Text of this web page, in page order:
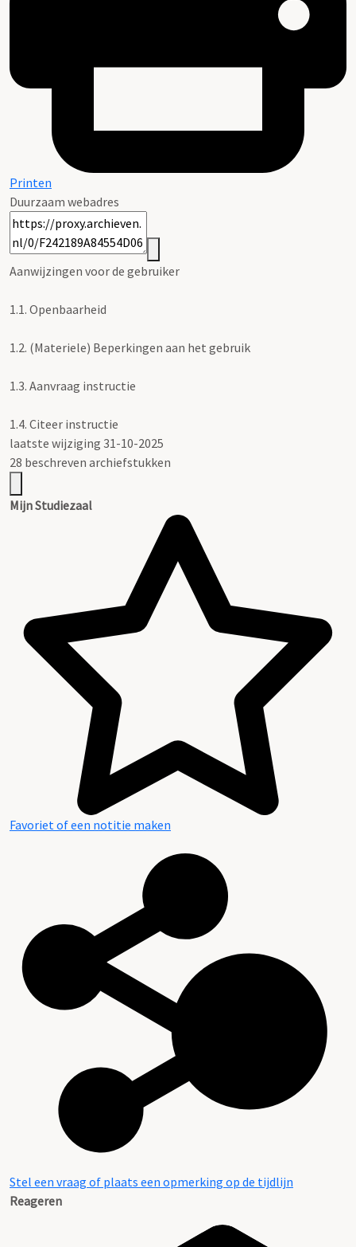
Printen
Duurzaam webadres
Aanwijzingen voor de gebruiker
1.1. Openbaarheid
1.2. (Materiele) Beperkingen aan het gebruik
1.3. Aanvraag instructie
1.4. Citeer instructie
laatste wijziging 31-10-2025
28 beschreven archiefstukken
Mijn Studiezaal
Favoriet of een notitie maken
Stel een vraag of plaats een opmerking op de tijdlijn
Reageren